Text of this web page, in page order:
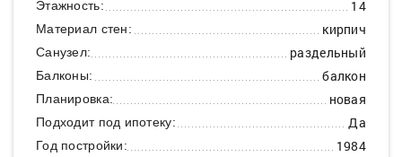
Этажность: 14
Материал стен: кирпич
Санузел: раздельный
Балконы: балкон
Планировка: новая
Подходит под ипотеку: Да
Год постройки: 1984